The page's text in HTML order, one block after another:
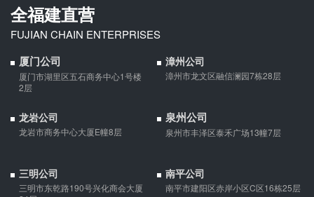
婚前协议
婚前协议的主要目的是对双方各自的财产和债务范围以及权利归属
婚内财产公证在哪边公证处申请
受理。
支票有效期是10天，法定节假日可以顺延。
全福建直营
FUJIAN CHAIN ENTERPRISES
厦门公司
厦门市湖里区五石商务中心1号楼
2层
漳州公司
漳州市龙文区融信澜园7栋28层
龙岩公司
龙岩市商务中心大厦E幢8层
泉州公司
泉州市丰泽区泰禾广场13幢7层
三明公司
三明市东乾路190号兴化商会大厦
南平公司
南平市建阳区赤岸小区C区16栋25层